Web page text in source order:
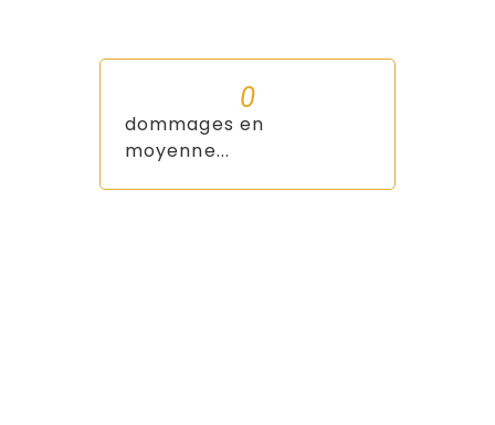
dommages en
moyenne...
0